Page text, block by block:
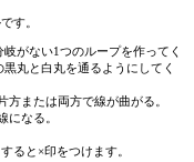
す。
がない1つのループを作ってく
丸と白丸を通るようにしてく
または両方で線が曲がる。
になる。
ると×印をつけます。